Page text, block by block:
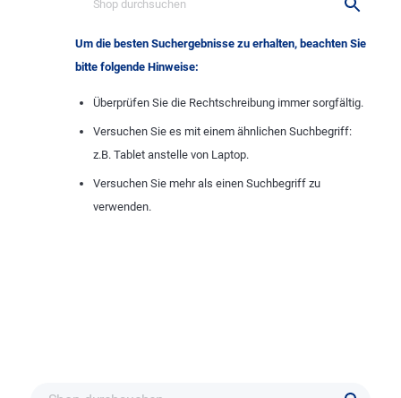
Um die besten Suchergebnisse zu erhalten, beachten Sie
bitte folgende Hinweise:
Überprüfen Sie die Rechtschreibung immer sorgfältig.
Versuchen Sie es mit einem ähnlichen Suchbegriff:
z.B. Tablet anstelle von Laptop.
Versuchen Sie mehr als einen Suchbegriff zu
verwenden.